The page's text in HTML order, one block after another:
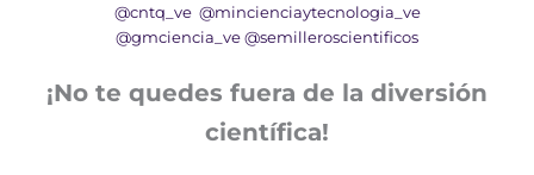
@cntq_ve @mincienciaytecnologia_ve
@gmciencia_ve @semilleroscientificos
¡No te quedes fuera de la diversión
científica!